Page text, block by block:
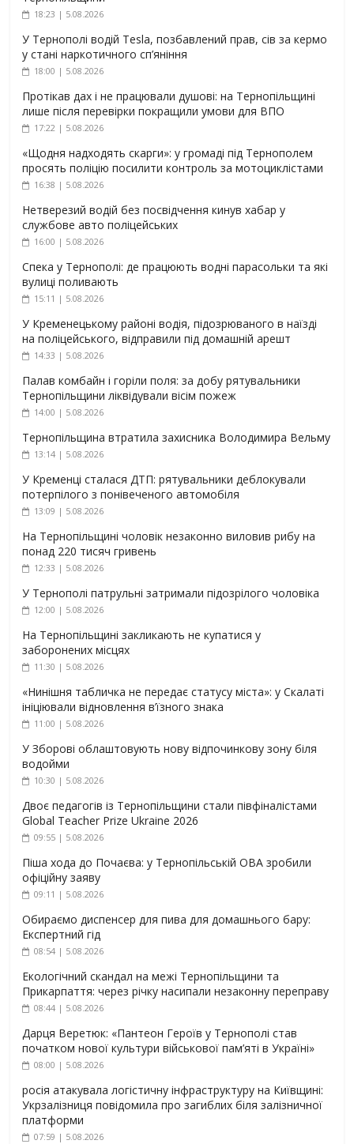
18:23 | 5.08.2026
У Тернополі водій Tesla, позбавлений прав, сів за кермо
у стані наркотичного сп’яніння
18:00 | 5.08.2026
Протікав дах і не працювали душові: на Тернопільщині
лише після перевірки покращили умови для ВПО
17:22 | 5.08.2026
«Щодня надходять скарги»: у громаді під Тернополем
просять поліцію посилити контроль за мотоциклістами
16:38 | 5.08.2026
Нетверезий водій без посвідчення кинув хабар у
службове авто поліцейських
16:00 | 5.08.2026
Спека у Тернополі: де працюють водні парасольки та які
вулиці поливають
15:11 | 5.08.2026
У Кременецькому районі водія, підозрюваного в наїзді
на поліцейського, відправили під домашній арешт
14:33 | 5.08.2026
Палав комбайн і горіли поля: за добу рятувальники
Тернопільщини ліквідували вісім пожеж
14:00 | 5.08.2026
Тернопільщина втратила захисника Володимира Вельму
13:14 | 5.08.2026
У Кременці сталася ДТП: рятувальники деблокували
потерпілого з понівеченого автомобіля
13:09 | 5.08.2026
На Тернопільщині чоловік незаконно виловив рибу на
понад 220 тисяч гривень
12:33 | 5.08.2026
У Тернополі патрульні затримали підозрілого чоловіка
12:00 | 5.08.2026
На Тернопільщині закликають не купатися у
заборонених місцях
11:30 | 5.08.2026
«Нинішня табличка не передає статусу міста»: у Скалаті
ініціювали відновлення в’їзного знака
11:00 | 5.08.2026
У Зборові облаштовують нову відпочинкову зону біля
водойми
10:30 | 5.08.2026
Двоє педагогів із Тернопільщини стали півфіналістами
Global Teacher Prize Ukraine 2026
09:55 | 5.08.2026
Піша хода до Почаєва: у Тернопільській ОВА зробили
офіційну заяву
09:11 | 5.08.2026
Обираємо диспенсер для пива для домашнього бару:
Експертний гід
08:54 | 5.08.2026
Екологічний скандал на межі Тернопільщини та
Прикарпаття: через річку насипали незаконну переправу
08:44 | 5.08.2026
Дарця Веретюк: «Пантеон Героїв у Тернополі став
початком нової культури військової пам’яті в Україні»
08:00 | 5.08.2026
росія атакувала логістичну інфраструктуру на Київщині:
Укрзалізниця повідомила про загиблих біля залізничної
платформи
07:59 | 5.08.2026